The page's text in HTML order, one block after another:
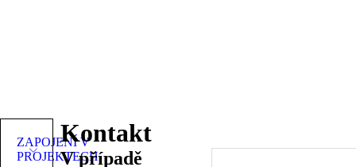
ZAPOJENÍ V
PROJEKTECH
Kontakt
V případě